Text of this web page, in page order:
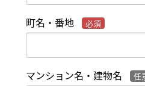
町名・番地
マンション名・建物名